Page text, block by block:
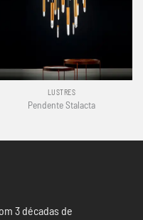
LUSTRES
Pendente Stalacta
3 décadas de